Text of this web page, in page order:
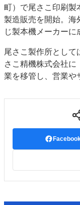
2022 見える化・MIS特集
特集・デジタル印刷 アイ
特集・デジタル印刷 ～
案内
お問い合わせ
町）で尾さこ印刷製
製造販売を開始。海
じ製本機メーカーに
尾さこ製作所として
さこ精機株式会社
業を移管し、営業や